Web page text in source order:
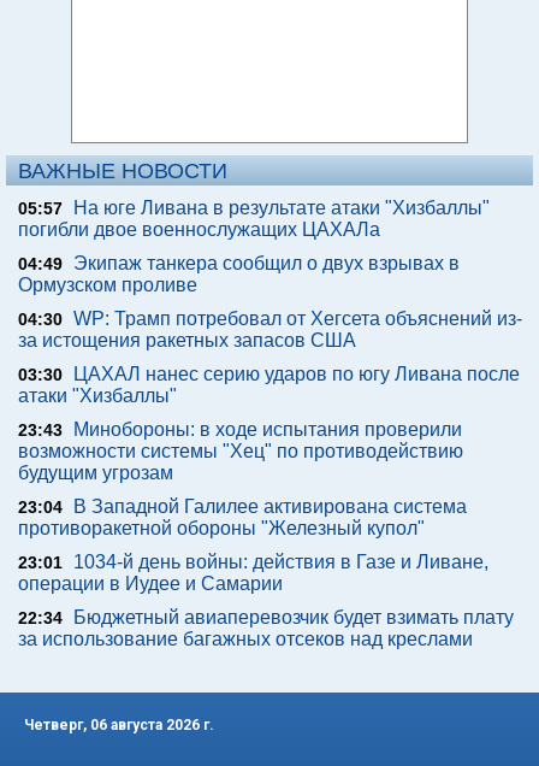
ВАЖНЫЕ НОВОСТИ
05:57
На юге Ливана в результате атаки "Хизбаллы"
погибли двое военнослужащих ЦАХАЛа
04:49
Экипаж танкера сообщил о двух взрывах в
Ормузском проливе
04:30 WP: Трамп потребовал от Хегсета объяснений из-
за истощения ракетных запасов США
03:30
ЦАХАЛ нанес серию ударов по югу Ливана после
атаки "Хизбаллы"
23:43
Минобороны: в ходе испытания проверили
возможности системы "Хец" по противодействию
будущим угрозам
23:04
В Западной Галилее активирована система
противоракетной обороны "Железный купол"
23:01
1034-й день войны: действия в Газе и Ливане,
операции в Иудее и Самарии
22:34
Бюджетный авиаперевозчик будет взимать плату
за использование багажных отсеков над креслами
Четверг, 06 августа 2026 г.